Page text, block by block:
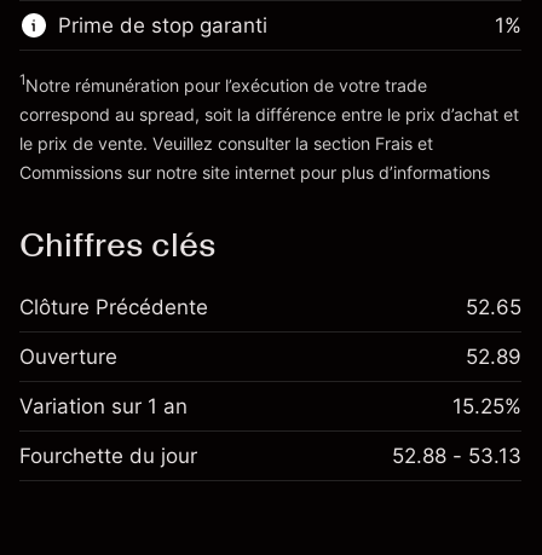
~$5,000.00
Valeur nominale avec effet de levier
Vers la plateforme
Prime de stop garanti
'Tarifs et Frais
1%
1Notre rémunération pour l’exécution de votre trade
correspond au spread, soit la différence entre le prix d’achat et
le prix de vente. Veuillez consulter la section Frais et
Commissions sur notre site internet pour plus d’informations
Chiffres clés
Clôture Précédente 52.65
Ouverture 52.89
Variation sur 1 an 15.25%
Fourchette du jour 52.88 - 53.13